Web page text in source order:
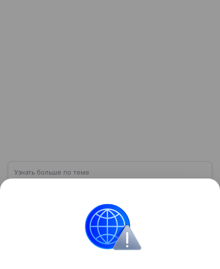
Узнать больше по теме
С помощью эксперта расскажем о том, сколько на
самом деле клиент переплачивает при оформлении